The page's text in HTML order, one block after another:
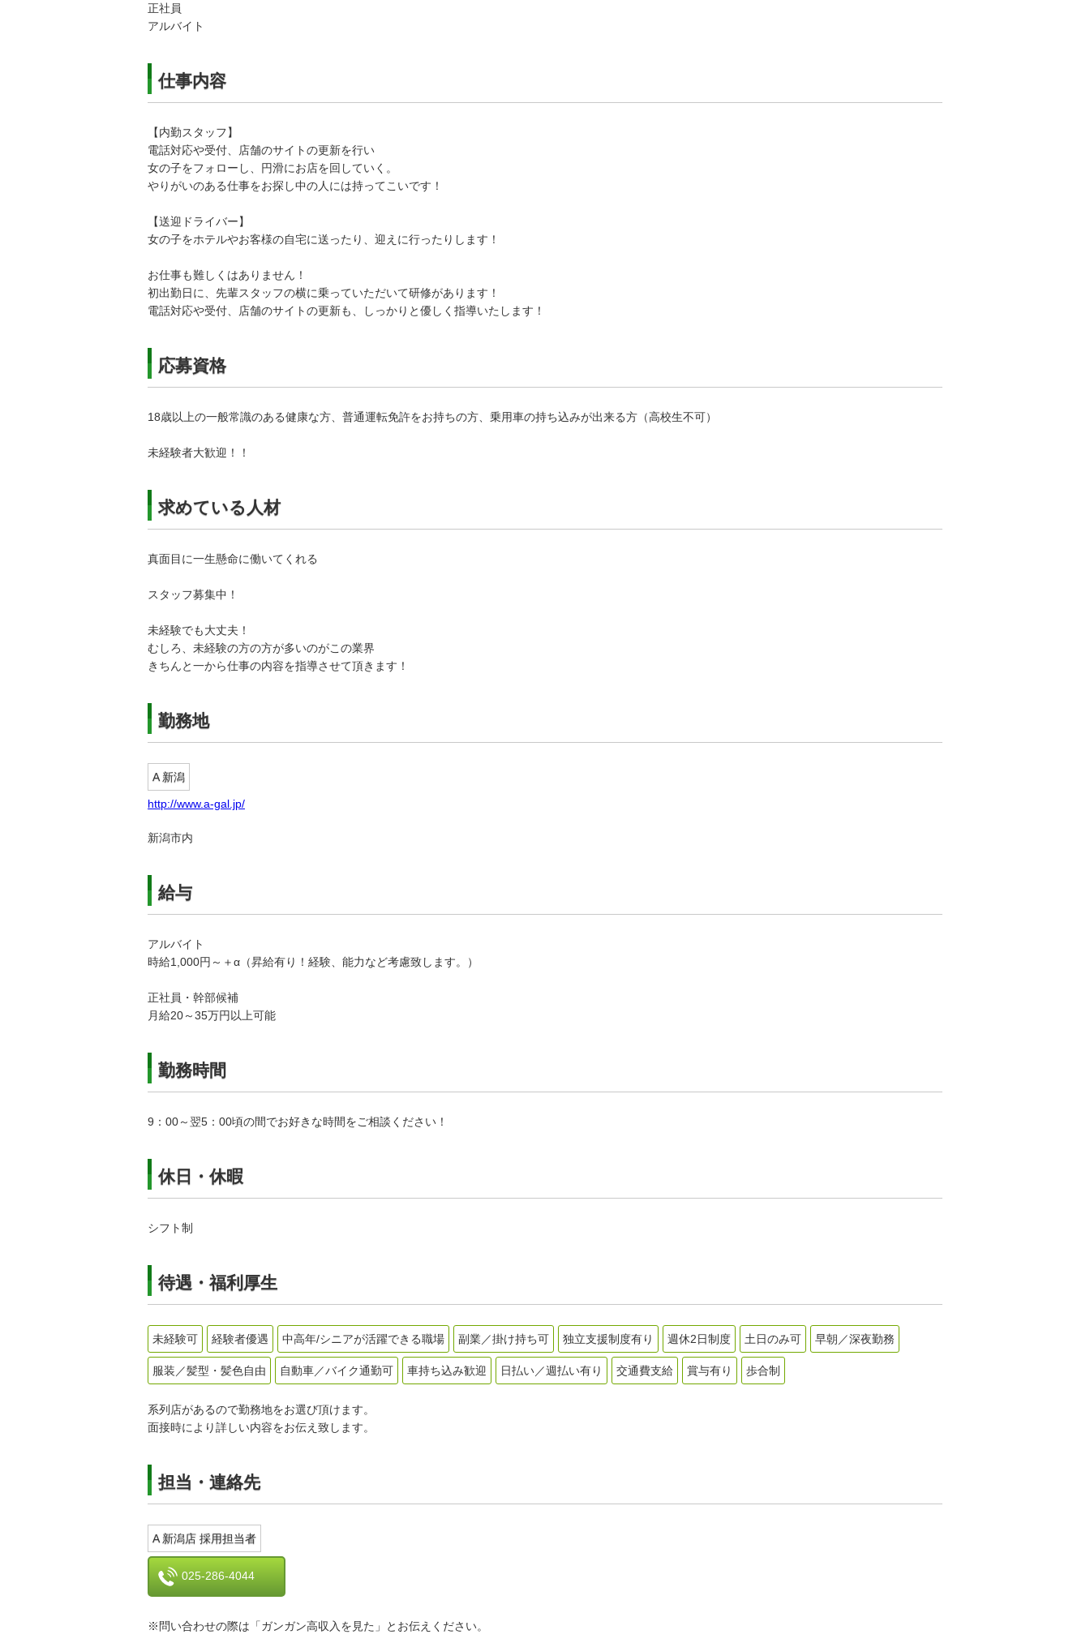
正社員
アルバイト
仕事内容
【内勤スタッフ】
電話対応や受付、店舗のサイトの更新を行い
女の子をフォローし、円滑にお店を回していく。
やりがいのある仕事をお探し中の人には持ってこいです！
【送迎ドライバー】
女の子をホテルやお客様の自宅に送ったり、迎えに行ったりします！
お仕事も難しくはありません！
初出勤日に、先輩スタッフの横に乗っていただいて研修があります！
電話対応や受付、店舗のサイトの更新も、しっかりと優しく指導いたします！
応募資格
18歳以上の一般常識のある健康な方、普通運転免許をお持ちの方、乗用車の持ち込みが出来る方（高校生不可）
未経験者大歓迎！！
求めている人材
真面目に一生懸命に働いてくれる
スタッフ募集中！
未経験でも大丈夫！
むしろ、未経験の方の方が多いのがこの業界
きちんと一から仕事の内容を指導させて頂きます！
勤務地
A 新潟
http://www.a-gal.jp/
新潟市内
給与
アルバイト
時給1,000円～＋α（昇給有り！経験、能力など考慮致します。）
正社員・幹部候補
月給20～35万円以上可能
勤務時間
9：00～翌5：00頃の間でお好きな時間をご相談ください！
休日・休暇
シフト制
待遇・福利厚生
未経験可 経験者優遇 中高年/シニアが活躍できる職場 副業／掛け持ち可 独立支援制度有り 週休2日制度 土日のみ可 早朝／深夜勤務
服装／髪型・髪色自由 自動車／バイク通勤可 車持ち込み歓迎 日払い／週払い有り 交通費支給 賞与有り 歩合制
系列店があるので勤務地をお選び頂けます。
面接時により詳しい内容をお伝え致します。
担当・連絡先
A 新潟店 採用担当者
025-286-4044
※問い合わせの際は「ガンガン高収入を見た」とお伝えください。